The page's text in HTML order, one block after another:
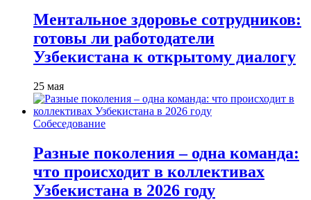
Ментальное здоровье сотрудников:
готовы ли работодатели
Узбекистана к открытому диалогу
25 мая
Собеседование
Разные поколения – одна команда:
что происходит в коллективах
Узбекистана в 2026 году